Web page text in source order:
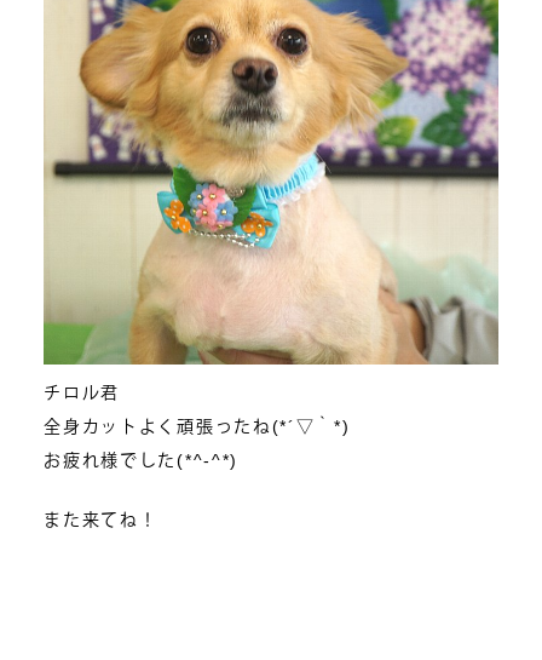
チロル君
全身カットよく頑張ったね(*´▽｀*)
お疲れ様でした(*^-^*)
また来てね！